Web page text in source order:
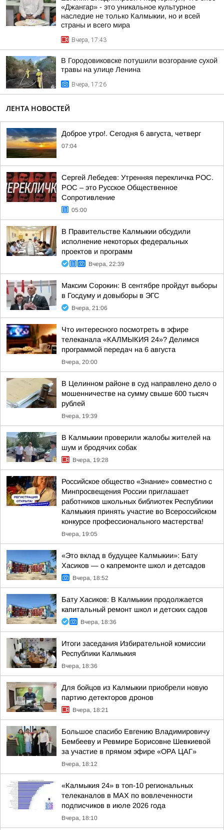
«Джангар» - это уникальное культурное
наследие не только Калмыкии, но и всей
страны и всего мира
Вчера, 17:43
В Городовиковске потушили возгорание сухой
травы на улице Ленина
Вчера, 17:26
ЛЕНТА НОВОСТЕЙ
Доброе утро!. Сегодня 6 августа, четверг
07:04
Сергей Лебедев: Утренняя перекличка РОС.
РОС – это Русское Общественное
Сопротивление
05:00
В Правительстве Калмыкии обсудили
исполнение некоторых федеральных
проектов и программ
Вчера, 22:39
Максим Сорокин: В сентябре пройдут выборы
в Госдуму и довыборы в ЭГС
Вчера, 21:06
Что интересного посмотреть в эфире
телеканала «КАЛМЫКИЯ 24»? Делимся
программой передач на 6 августа
Вчера, 20:00
В Целинном районе в суд направлено дело о
мошенничестве на сумму свыше 600 тысяч
рублей
Вчера, 19:39
В Калмыкии проверили жалобы жителей на
шум и бродячих собак
Вчера, 19:28
Российское общество «Знание» совместно с
Минпросвещения России приглашает
работников школьных библиотек Республики
Калмыкия принять участие во Всероссийском
конкурсе профессионального мастерства!
Вчера, 19:05
«Это вклад в будущее Калмыкии»: Бату
Хасиков — о капремонте школ и детсадов
Вчера, 18:52
Бату Хасиков: В Калмыкии продолжается
капитальный ремонт школ и детских садов
Вчера, 18:36
Итоги заседания Избирательной комиссии
Республики Калмыкия
Вчера, 18:36
Для бойцов из Калмыкии приобрели новую
партию детекторов дронов
Вчера, 18:21
Большое спасибо Евгению Владимировичу
Бембееву и Ревмире Борисовне Шевкиевой
за участие в прямом эфире «ОРА ЦАГ»
Вчера, 18:12
«Калмыкия 24» в топ-10 региональных
телеканалов в MAX по вовлеченности
подписчиков в июле 2026 года
Вчера, 18:10